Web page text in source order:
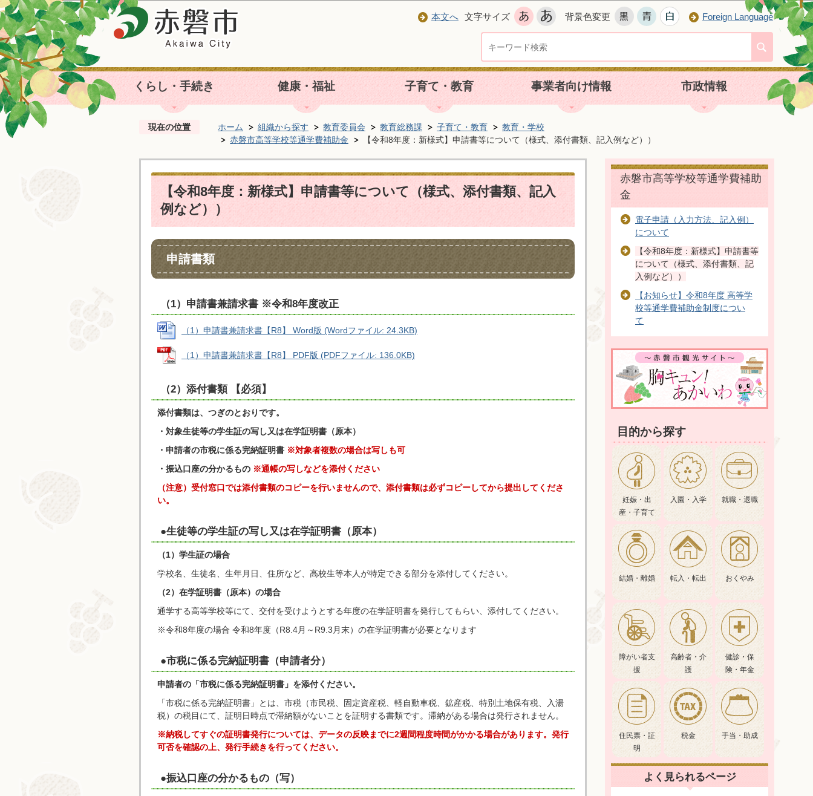
本文へ 文字サイズ 背景色変更 Foreign Language
くらし・手続き 健康・福祉 子育て・教育 事業者向け情報 市政情報
現在の位置 ホーム 組織から探す 教育委員会 教育総務課 子育て・教育
教育・学校
赤磐市高等学校等通学費補助金
【令和8年度：新様式】申請書等について（様式、添付書類、記入例など））
【令和8年度：新様式】申請書等について（様式、添付書類、記入
例など））
申請書類
（1）申請書兼請求書 ※令和8年度改正
（1）申請書兼請求書【R8】 Word版 (Wordファイル: 24.3KB)
（1）申請書兼請求書【R8】 PDF版 (PDFファイル: 136.0KB)
（2）添付書類 【必須】
添付書類は、つぎのとおりです。
・対象生徒等の学生証の写し又は在学証明書（原本）
・申請者の市税に係る完納証明書 ※対象者複数の場合は写しも可
・振込口座の分かるもの ※通帳の写しなどを添付ください
（注意）受付窓口では添付書類のコピーを行いませんので、添付書類は必ずコピーしてから提出してくださ
い。
●生徒等の学生証の写し又は在学証明書（原本）
（1）学生証の場合
学校名、生徒名、生年月日、住所など、高校生等本人が特定できる部分を添付してください。
（2）在学証明書（原本）の場合
通学する高等学校等にて、交付を受けようとする年度の在学証明書を発行してもらい、添付してください。
※令和8年度の場合 令和8年度（R8.4月～R9.3月末）の在学証明書が必要となります
●市税に係る完納証明書（申請者分）
申請者の「市税に係る完納証明書」を添付ください。
「市税に係る完納証明書」とは、市税（市民税、固定資産税、軽自動車税、鉱産税、特別土地保有税、入湯
税）の税目にて、証明日時点で滞納額がないことを証明する書類です。滞納がある場合は発行されません。
※納税してすぐの証明書発行については、データの反映までに2週間程度時間がかかる場合があります。発行
可否を確認の上、発行手続きを行ってください。
●振込口座の分かるもの（写）
赤磐市高等学校等通学費補助
金
電子申請（入力方法、記入例）
について
【令和8年度：新様式】申請書等
について（様式、添付書類、記
入例など））
【お知らせ】令和8年度 高等学
校等通学費補助金制度につい
て
目的から探す
妊娠・出
産・子育て
入園・入学 就職・退職
結婚・離婚 転入・転出 おくやみ
障がい者支
援
高齢者・介
護
健診・保
険・年金
住民票・証
明
税金 手当・助成
よく見られるページ